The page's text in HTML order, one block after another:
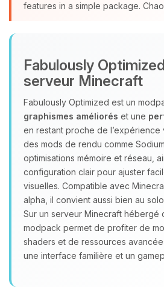
features in a simple package.
Fabulously
serveur Minecraft
Fabulously Optimized est un
graphismes améliorés et une
en restant proche de l’expérience
des mods de rendu comme
optimisations mémoire et réseau,
configuration clair pour ajuster
visuelles. Compatible avec
alpha, il convient aussi bien au solo
Sur un serveur Minecraft hébergé
modpack permet de profiter de
shaders et de ressources
une interface familière et un
tu as besoin et je vais
petits circuits pour